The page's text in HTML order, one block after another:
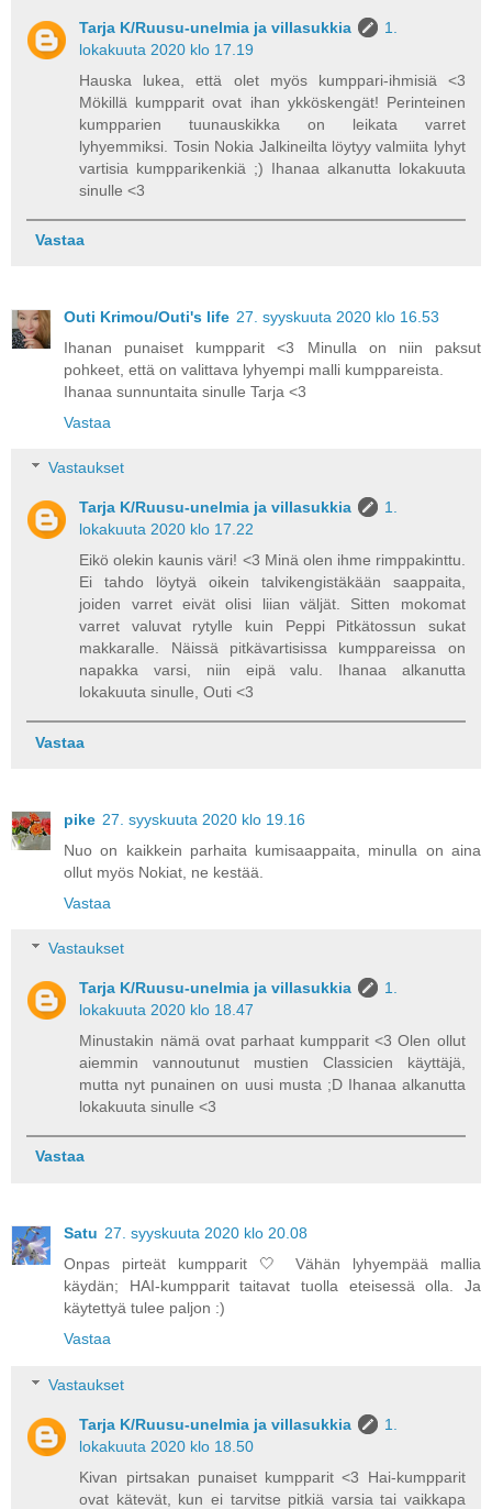
Tarja K/Ruusu-unelmia ja villasukkia
1.
lokakuuta 2020 klo 17.19
Hauska lukea, että olet myös kumppari-ihmisiä <3
Mökillä kumpparit ovat ihan ykköskengät! Perinteinen
kumpparien tuunauskikka on leikata varret
lyhyemmiksi. Tosin Nokia Jalkineilta löytyy valmiita lyhyt
vartisia kumpparikenkiä ;) Ihanaa alkanutta lokakuuta
sinulle <3
Vastaa
Outi Krimou/Outi's life 27. syyskuuta 2020 klo 16.53
Ihanan punaiset kumpparit <3 Minulla on niin paksut
pohkeet, että on valittava lyhyempi malli kumppareista.
Ihanaa sunnuntaita sinulle Tarja <3
Vastaa
Vastaukset
Tarja K/Ruusu-unelmia ja villasukkia
1.
lokakuuta 2020 klo 17.22
Eikö olekin kaunis väri! <3 Minä olen ihme rimppakinttu.
Ei tahdo löytyä oikein talvikengistäkään saappaita,
joiden varret eivät olisi liian väljät. Sitten mokomat
varret valuvat rytylle kuin Peppi Pitkätossun sukat
makkaralle. Näissä pitkävartisissa kumppareissa on
napakka varsi, niin eipä valu. Ihanaa alkanutta
lokakuuta sinulle, Outi <3
Vastaa
pike 27. syyskuuta 2020 klo 19.16
Nuo on kaikkein parhaita kumisaappaita, minulla on aina
ollut myös Nokiat, ne kestää.
Vastaa
Vastaukset
Tarja K/Ruusu-unelmia ja villasukkia
1.
lokakuuta 2020 klo 18.47
Minustakin nämä ovat parhaat kumpparit <3 Olen ollut
aiemmin vannoutunut mustien Classicien käyttäjä,
mutta nyt punainen on uusi musta ;D Ihanaa alkanutta
lokakuuta sinulle <3
Vastaa
Satu 27. syyskuuta 2020 klo 20.08
Onpas pirteät kumpparit 🤍 Vähän lyhyempää mallia
käydän; HAI-kumpparit taitavat tuolla eteisessä olla. Ja
käytettyä tulee paljon :)
Vastaa
Vastaukset
Tarja K/Ruusu-unelmia ja villasukkia
1.
lokakuuta 2020 klo 18.50
Kivan pirtsakan punaiset kumpparit <3 Hai-kumpparit
ovat kätevät, kun ei tarvitse pitkiä varsia tai vaikkapa